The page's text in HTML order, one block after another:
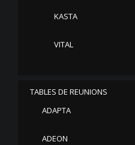
KASTA
VITAL
TABLES DE REUNIONS
ADAPTA
ADEON